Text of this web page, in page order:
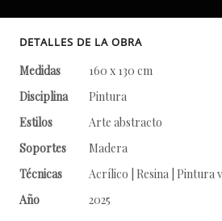
DETALLES DE LA OBRA
Medidas
160 x 130 cm
Disciplina
Pintura
Estilos
Arte abstracto
Soportes
Madera
Técnicas
Acrílico | Resina | Pintura
Año
2025